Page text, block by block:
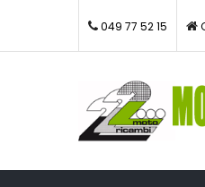
049 77 52 15